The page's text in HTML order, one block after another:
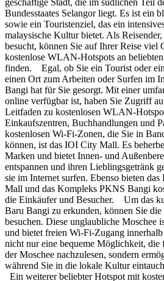
geschäftige Stadt, die im südlichen Teil
Bundesstaates Selangor liegt. Es ist ein
sowie ein Touristenziel, das ein
malaysische Kultur bietet. Als
besucht, können Sie auf Ihrer Reise viel
kostenlose WLAN-Hotspots an
finden. Egal, ob Sie ein Tourist oder
einen Ort zum Arbeiten oder Surfen im
Bangi hat für Sie gesorgt. Mit einer
online verfügbar ist, haben Sie Zugriff
Leitfaden zu kostenlosen WLAN-
Einkaufszentren, Buchhandlungen und
kostenlosen Wi-Fi-Zonen, die Sie in
können, ist das IOI City Mall. Es
Marken und bietet Innen- und
entspannen und ihren Lieblingsgetränk
sie im Internet surfen. Ebenso bieten
Mall und das Kompleks PKNS Bangi
die Einkäufer und Besucher. Um das
Baru Bangi zu erkunden, können Sie
besuchen. Diese unglaubliche Moschee
und bietet freien Wi-Fi-Zugang
nicht nur eine bequeme Möglichkeit, die
der Moschee nachzulesen, sondern
während Sie in die lokale Kultur
Ein weiterer beliebter Hotspot mit